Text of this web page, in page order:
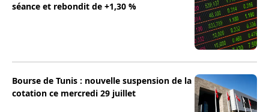
séance et rebondit de +1,30 %
Bourse de Tunis : nouvelle suspension de la
cotation ce mercredi 29 juillet